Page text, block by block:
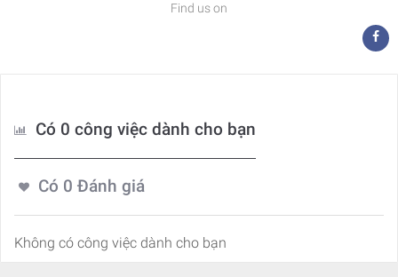
Find us on
Có 0 công việc dành cho bạn
Có 0 Đánh giá
Không có công việc dành cho bạn